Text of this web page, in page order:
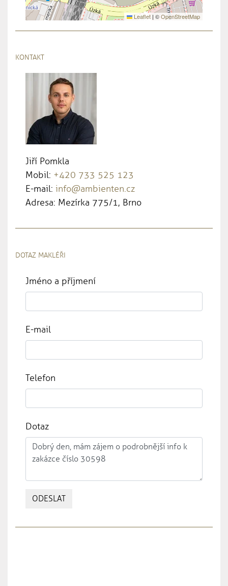
Leaflet | ©OpenStreetMap
KONTAKT
Jiří Pomkla
Mobil: +420 733 525 123
E-mail: info@ambienten.cz
Adresa: Mezírka 775/1, Brno
DOTAZ MAKLÉŘI
Jméno a příjmení
E-mail
Telefon
Dotaz
ODESLAT